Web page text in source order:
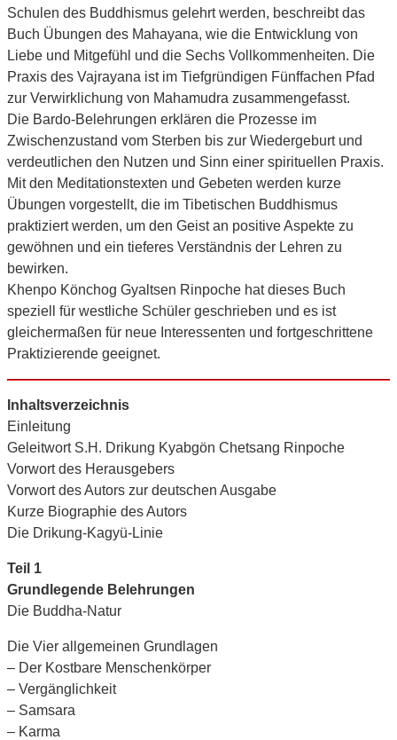
Schulen des Buddhismus gelehrt werden, beschreibt das
Buch Übungen des Mahayana, wie die Entwicklung von
Liebe und Mitgefühl und die Sechs Vollkommenheiten. Die
Praxis des Vajrayana ist im Tiefgründigen Fünffachen Pfad
zur Verwirklichung von Mahamudra zusammengefasst.
Die Bardo-Belehrungen erklären die Prozesse im
Zwischenzustand vom Sterben bis zur Wiedergeburt und
verdeutlichen den Nutzen und Sinn einer spirituellen Praxis.
Mit den Meditationstexten und Gebeten werden kurze
Übungen vorgestellt, die im Tibetischen Buddhismus
praktiziert werden, um den Geist an positive Aspekte zu
gewöhnen und ein tieferes Verständnis der Lehren zu
bewirken.
Khenpo Könchog Gyaltsen Rinpoche hat dieses Buch
speziell für westliche Schüler geschrieben und es ist
gleichermaßen für neue Interessenten und fortgeschrittene
Praktizierende geeignet.
Inhaltsverzeichnis
Einleitung
Geleitwort S.H. Drikung Kyabgön Chetsang Rinpoche
Vorwort des Herausgebers
Vorwort des Autors zur deutschen Ausgabe
Kurze Biographie des Autors
Die Drikung-Kagyü-Linie
Teil 1
Grundlegende Belehrungen
Die Buddha-Natur
Die Vier allgemeinen Grundlagen
– Der Kostbare Menschenkörper
– Vergänglichkeit
– Samsara
– Karma